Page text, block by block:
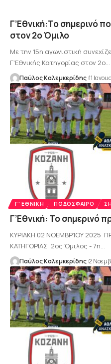
Γ’Εθνική:Το σημερινό
στον 2ο Όμιλο
Με την 15η αγωνιστική
Γ'Εθνικής Κατηγορίας στον 2ο…
Παύλος Καλεμκερίδης 11
Γ' ΕΘΝΙΚΉ ΠΟΔΌΣΦΑΙΡΟ
Γ’Εθνική: Το σημερινό
ΚΥΡΙΑΚΗ 02 ΝΟΕΜΒΡΊΟΥ 2025
ΚΑΤΗΓΟΡΙΑΣ 2ος Όμιλος - 7η…
Παύλος Καλεμκερίδης 2